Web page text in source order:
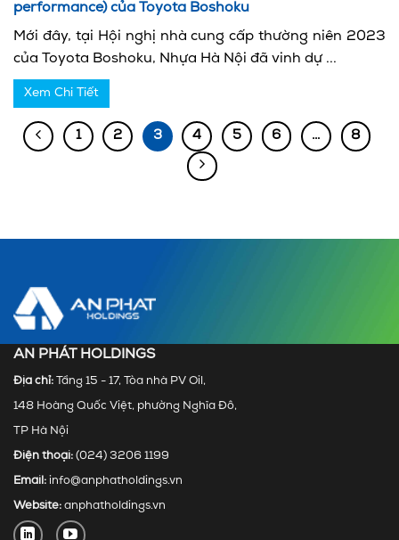
performance) của Toyota Boshoku
Mới đây, tại Hội nghị nhà cung cấp thường niên 2023
của Toyota Boshoku, Nhựa Hà Nội đã vinh dự ...
Xem Chi Tiết
1 2 3 4 5 6 … 8
AN PHÁT HOLDINGS
Địa chỉ: Tầng 15 - 17, Tòa nhà PV Oil,
148 Hoàng Quốc Việt, phường Nghĩa Đô,
TP Hà Nội
Điện thoại: (024) 3206 1199
Email: info@anphatholdings.vn
Website: anphatholdings.vn